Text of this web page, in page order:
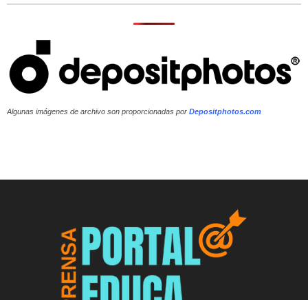
Algunas imágenes de archivo son proporcionadas por Depositphotos.com